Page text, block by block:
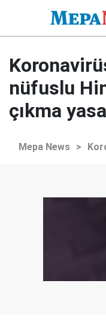
nüfuslu
çıkma
Mepa News >